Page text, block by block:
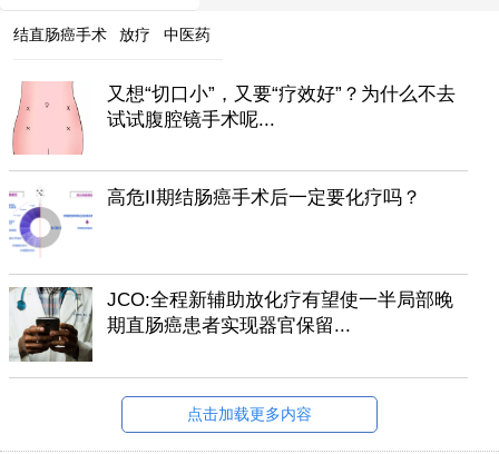
结直肠癌手术 放疗 中医药
又想“切口小”，又要“疗效好”？为什么不去
试试腹腔镜手术呢...
高危II期结肠癌手术后一定要化疗吗？
JCO:全程新辅助放化疗有望使一半局部晚
期直肠癌患者实现器官保留...
点击加载更多内容